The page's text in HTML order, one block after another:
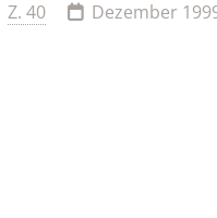
Z. 40
Dezember